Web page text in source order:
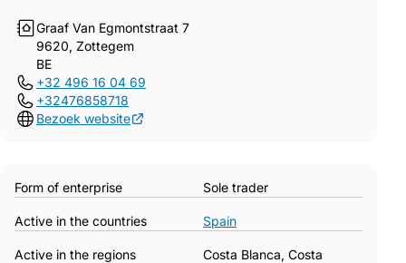
Graaf Van Egmontstraat 7
9620, Zottegem
BE
+32 496 16 04 69
+32476858718
Bezoek website
Form of enterprise Sole trader
Active in the countries Spain
Active in the regions
Costa Blanca, Costa